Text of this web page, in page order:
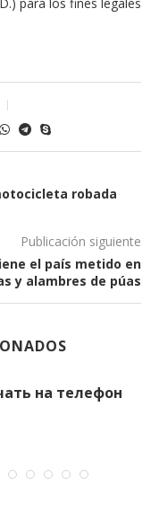
robada
Publicación siguiente
el país metido en
y alambres de púas
на телефон